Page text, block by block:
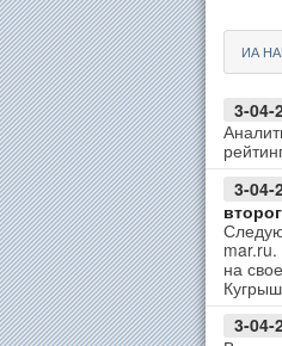
ИА
3-04-
3-04-
на
3-04-